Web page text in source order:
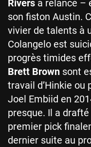
Rivers a relancé –
son fiston Austin.
vivier de talents à
Colangelo est
progrès timides
Brett Brown sont
travail d’Hinkie ou
Joel Embiid en
presque. Il a
premier pick
dernier suite au